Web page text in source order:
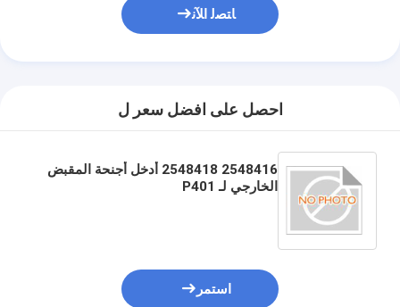
ﺎﺘﺼﻟ ﺍﻶﻧ
احصل على افضل سعر ل
2548416 2548418 أدخل أجنحة المقبض
الخارجي لـ P401
استمر